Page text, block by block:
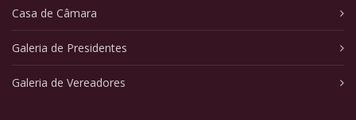
Casa de Câmara
Galeria de Presidentes
Galeria de Vereadores